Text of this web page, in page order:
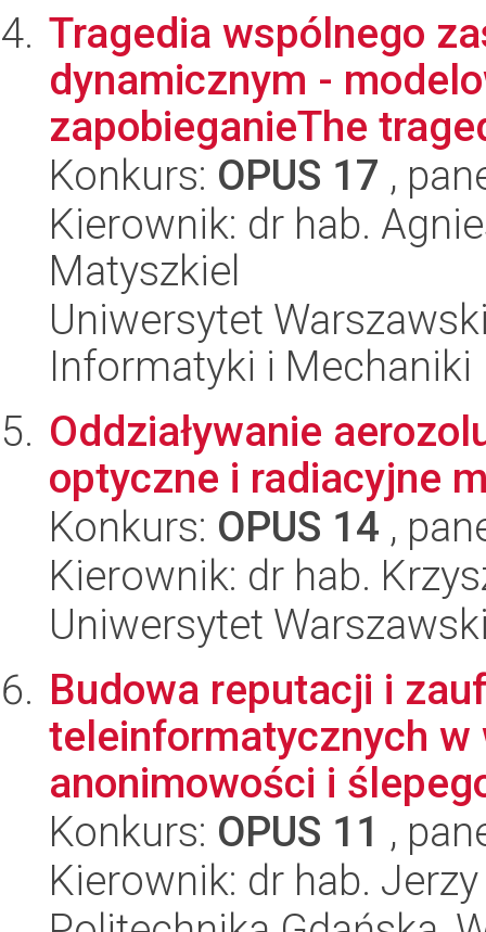
Tragedia wspólnego
dynamicznym -
zapobieganieThe
Konkurs: OPUS 17 ,
Kierownik: dr hab.
Matyszkiel
Uniwersytet
Informatyki i Mechaniki
Oddziaływanie
optyczne i radiacyjne
Konkurs: OPUS 14 ,
Kierownik: dr hab.
Uniwersytet
Budowa reputacji i
teleinformatycznych
anonimowości i
Konkurs: OPUS 11 ,
Kierownik: dr hab.